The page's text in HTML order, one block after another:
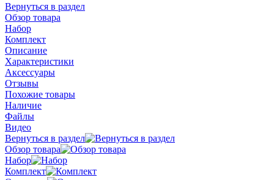
Вернуться в раздел
Обзор товара
Набор
Комплект
Описание
Характеристики
Аксессуары
Отзывы
Похожие товары
Наличие
Файлы
Видео
Вернуться в раздел
Обзор товара
Набор
Комплект